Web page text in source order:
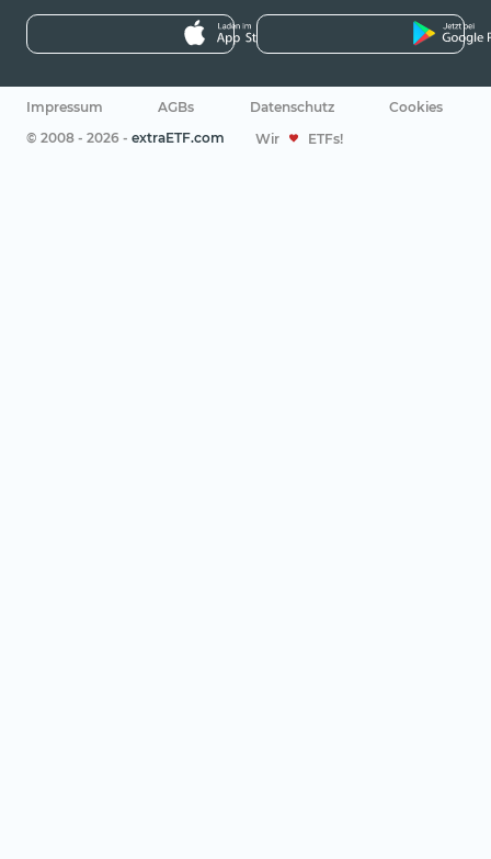
Impressum AGBs Datenschutz
Cookies
© 2008 - 2026 - extraETF.com Wir ETFs!